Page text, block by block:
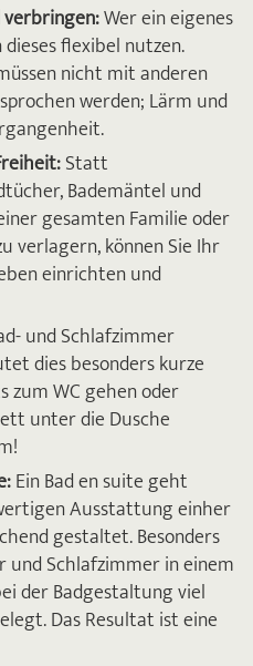
Wer ein eigenes
flexibel nutzen.
nicht mit anderen
werden; Lärm und
Statt
Bademäntel und
gesamten Familie oder
verlagern, können Sie Ihr
einrichten und
und Schlafzimmer
dies besonders kurze
zum WC gehen oder
unter die Dusche
Ein Bad en suite geht
Ausstattung einher
gestaltet. Besonders
und Schlafzimmer in einem
der Badgestaltung viel
Das Resultat ist eine